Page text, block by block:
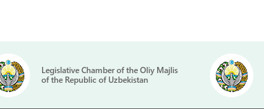
Legislative Chamber of the Oliy Majlis
of the Republic of Uzbekistan